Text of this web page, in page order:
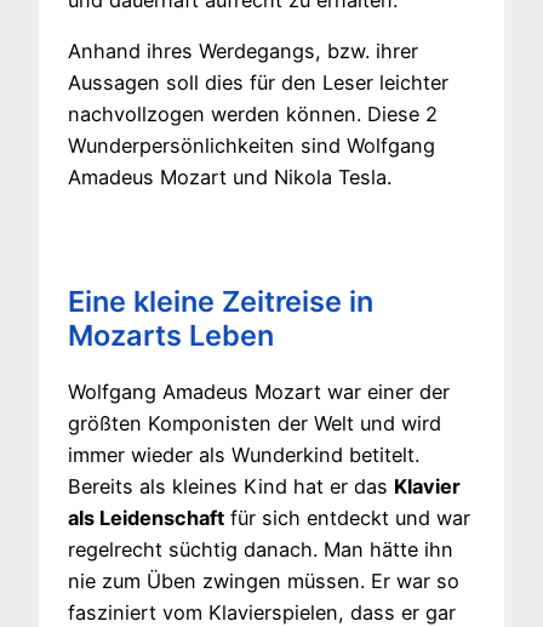
Anhand ihres Werdegangs, bzw. ihrer
Aussagen soll dies für den Leser leichter
nachvollzogen werden können. Diese 2
Wunderpersönlichkeiten sind Wolfgang
Amadeus Mozart und Nikola Tesla.
Eine kleine Zeitreise in
Mozarts Leben
Wolfgang Amadeus Mozart war einer der
größten Komponisten der Welt und wird
immer wieder als Wunderkind betitelt.
Bereits als kleines Kind hat er das Klavier
als Leidenschaft für sich entdeckt und war
regelrecht süchtig danach. Man hätte ihn
nie zum Üben zwingen müssen. Er war so
fasziniert vom Klavierspielen, dass er gar